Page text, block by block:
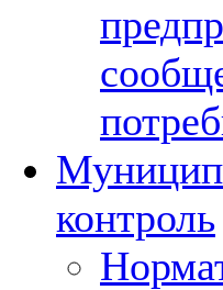
контроль